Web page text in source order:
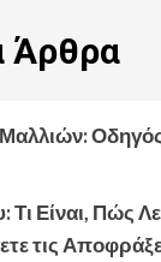
Άρθρα
Είναι, Πώς
τις